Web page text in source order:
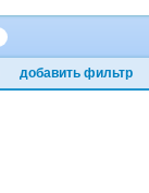
добавить фильтр